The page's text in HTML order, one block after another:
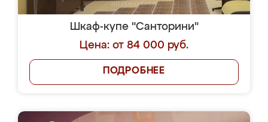
Шкаф-купе "Санторини"
Цена: от 84 000 руб.
ПОДРОБНЕЕ